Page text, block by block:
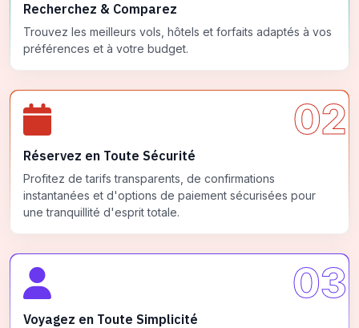
Recherchez & Comparez
Trouvez les meilleurs vols, hôtels et forfaits adaptés à vos
préférences et à votre budget.
02
Réservez en Toute Sécurité
Profitez de tarifs transparents, de confirmations
instantanées et d'options de paiement sécurisées pour
une tranquillité d'esprit totale.
03
Voyagez en Toute Simplicité